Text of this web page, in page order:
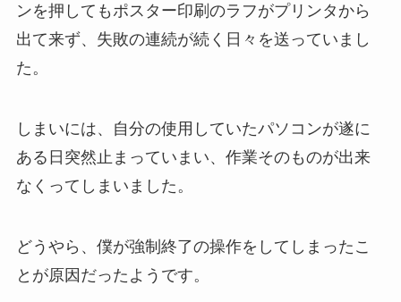
ンを押してもポスター印刷のラフがプリンタから
出て来ず、失敗の連続が続く日々を送っていまし
た。
しまいには、自分の使用していたパソコンが遂に
ある日突然止まっていまい、作業そのものが出来
なくってしまいました。
どうやら、僕が強制終了の操作をしてしまったこ
とが原因だったようです。